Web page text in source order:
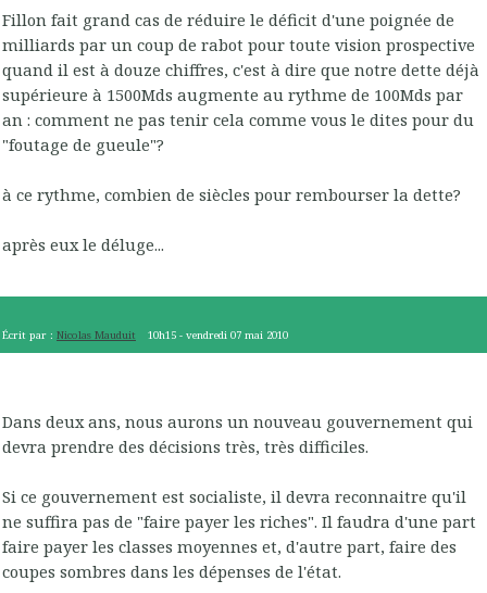
Fillon fait grand cas de réduire le déficit d'une poignée de
milliards par un coup de rabot pour toute vision prospective
quand il est à douze chiffres, c'est à dire que notre dette déjà
supérieure à 1500Mds augmente au rythme de 100Mds par
an : comment ne pas tenir cela comme vous le dites pour du
"foutage de gueule"?
à ce rythme, combien de siècles pour rembourser la dette?
après eux le déluge...
Écrit par : Nicolas Mauduit 10h15 -vendredi 07 mai 2010
Dans deux ans, nous aurons un nouveau gouvernement qui
devra prendre des décisions très, très difficiles.
Si ce gouvernement est socialiste, il devra reconnaitre qu'il
ne suffira pas de "faire payer les riches". Il faudra d'une part
faire payer les classes moyennes et, d'autre part, faire des
coupes sombres dans les dépenses de l'état.